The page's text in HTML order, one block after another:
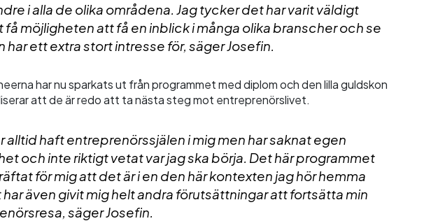
i alla de olika områdena. Jag tycker det har varit väldigt
få möjligheten att få en inblick i många olika branscher och se
har ett extra stort intresse för, säger Josefin.
har nu sparkats ut från programmet med diplom och den lilla guldskon
att de är redo att ta nästa steg mot entreprenörslivet.
alltid haft entreprenörssjälen i mig men har saknat egen
och inte riktigt vetat var jag ska börja. Det här programmet
för mig att det är i en den här kontexten jag hör hemma
även givit mig helt andra förutsättningar att fortsätta min
säger Josefin.